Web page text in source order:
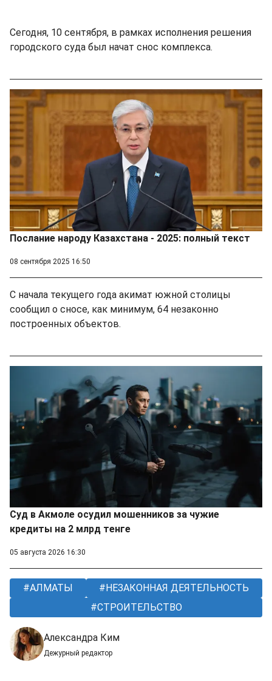
Сегодня, 10 сентября, в рамках исполнения решения
городского суда был начат снос комплекса.
Послание народу Казахстана - 2025: полный текст
08 сентября 2025 16:50
С начала текущего года акимат южной столицы
сообщил о сносе, как минимум, 64 незаконно
построенных объектов.
Суд в Акмоле осудил мошенников за чужие
кредиты на 2 млрд тенге
05 августа 2026 16:30
АЛМАТЫ
НЕЗАКОННАЯ ДЕЯТЕЛЬНОСТЬ
СТРОИТЕЛЬСТВО
Александра Ким
Дежурный редактор